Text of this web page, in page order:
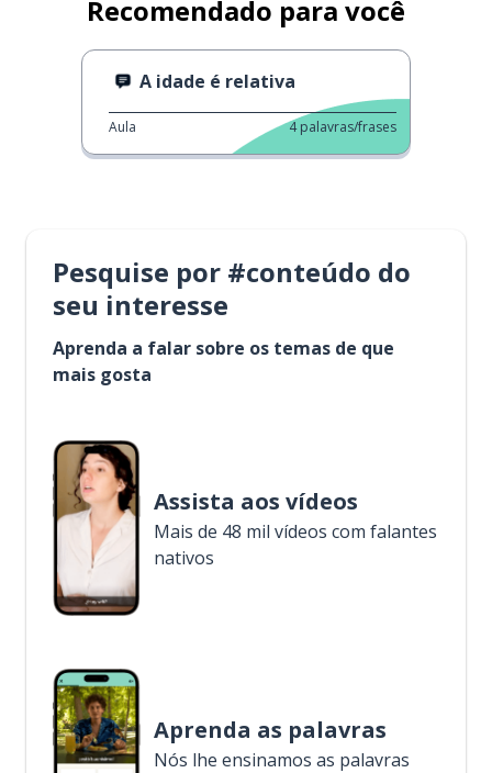
Recomendado para você
A idade é relativa
Aula 4 palavras/frases
Pesquise por #conteúdo do
seu interesse
Aprenda a falar sobre os temas de que
mais gosta
Assista aos vídeos
Mais de 48 mil vídeos com falantes
nativos
Aprenda as palavras
Nós lhe ensinamos as palavras